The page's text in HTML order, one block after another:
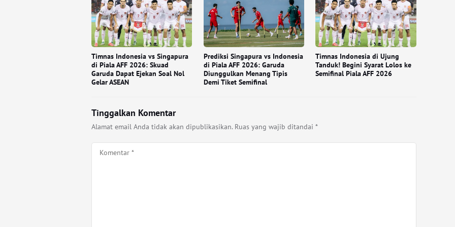
Timnas Indonesia vs Singapura
di Piala AFF 2026: Skuad
Garuda Dapat Ejekan Soal Nol
Gelar ASEAN
Prediksi Singapura vs Indonesia
di Piala AFF 2026: Garuda
Diunggulkan Menang Tipis
Demi Tiket Semifinal
Timnas Indonesia di Ujung
Tanduk! Begini Syarat Lolos ke
Semifinal Piala AFF 2026
Tinggalkan Komentar
Alamat email Anda tidak akan dipublikasikan. Ruas yang wajib ditandai *